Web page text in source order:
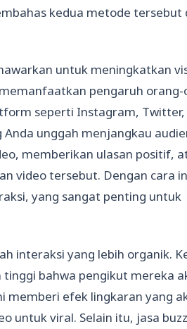
kedua metode tersebut
untuk meningkatkan
pengaruh orang-
seperti Instagram, Twitter,
unggah menjangkau
memberikan ulasan positif,
video tersebut. Dengan cara
yang sangat penting untuk
interaksi yang lebih organik.
bahwa pengikut mereka
memberi efek lingkaran yang
untuk viral. Selain itu, jasa